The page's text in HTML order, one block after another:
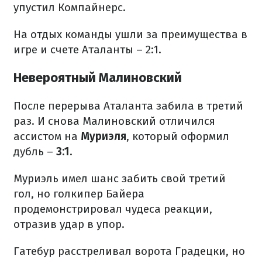
упустил Компайнерс.
На отдых команды ушли за преимущества в
игре и счете Аталанты – 2:1.
Невероятный Малиновский
После перерыва Аталанта забила в третий
раз. И снова Малиновский отличился
ассистом на Муриэля, который оформил
дубль – 3:1.
Муриэль имел шанс забить свой третий
гол, но голкипер Байера
продемонстрировал чудеса реакции,
отразив удар в упор.
Гатебур расстреливал ворота Градецки, но